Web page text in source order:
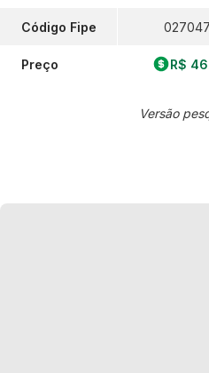
Código Fipe
Preço R$
Versão